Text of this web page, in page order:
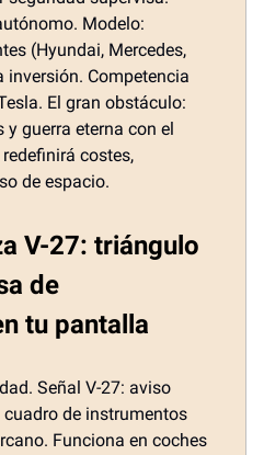
Modelo:
(Hyundai, Mercedes,
Competencia
El gran obstáculo:
y guerra eterna con el
costes,
de espacio.
V-27: triángulo
de
tu pantalla
Señal V-27: aviso
de instrumentos
Funciona en coches